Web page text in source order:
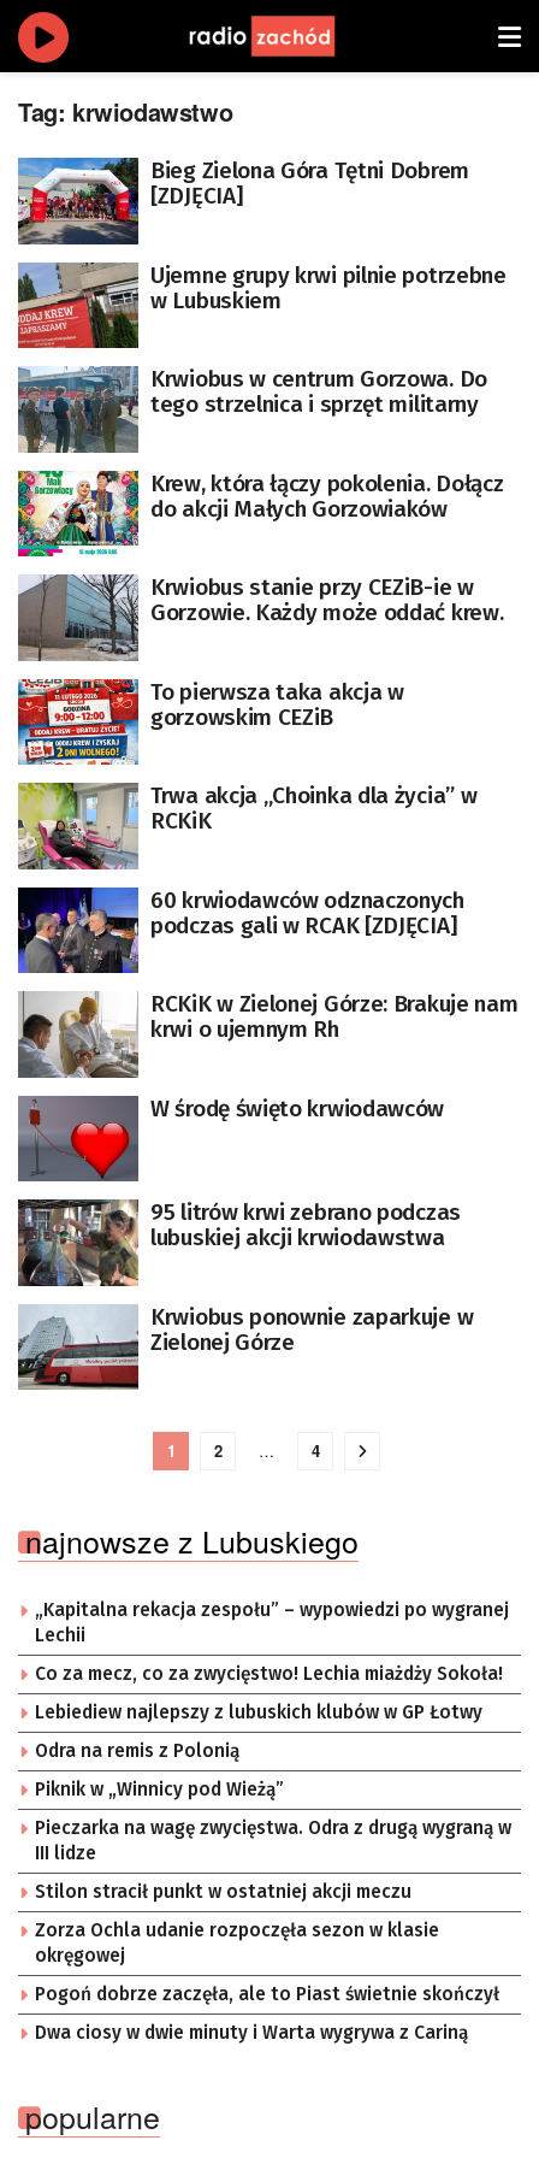
Tag: krwiodawstwo
Bieg Zielona Góra Tętni Dobrem
[ZDJĘCIA]
Ujemne grupy krwi pilnie potrzebne
w Lubuskiem
Krwiobus w centrum Gorzowa. Do
tego strzelnica i sprzęt militarny
Krew, która łączy pokolenia. Dołącz
do akcji Małych Gorzowiaków
Krwiobus stanie przy CEZiB-ie w
Gorzowie. Każdy może oddać krew.
To pierwsza taka akcja w
gorzowskim CEZiB
Trwa akcja „Choinka dla życia” w
RCKiK
60 krwiodawców odznaczonych
podczas gali w RCAK [ZDJĘCIA]
RCKiK w Zielonej Górze: Brakuje nam
krwi o ujemnym Rh
W środę święto krwiodawców
95 litrów krwi zebrano podczas
lubuskiej akcji krwiodawstwa
Krwiobus ponownie zaparkuje w
Zielonej Górze
1 2 … 4
najnowsze z Lubuskiego
„Kapitalna rekacja zespołu” – wypowiedzi po wygranej
Lechii
Co za mecz, co za zwycięstwo! Lechia miażdży Sokoła!
Lebiediew najlepszy z lubuskich klubów w GP Łotwy
Odra na remis z Polonią
Piknik w „Winnicy pod Wieżą”
Pieczarka na wagę zwycięstwa. Odra z drugą wygraną w
III lidze
Stilon stracił punkt w ostatniej akcji meczu
Zorza Ochla udanie rozpoczęła sezon w klasie
okręgowej
Pogoń dobrze zaczęła, ale to Piast świetnie skończył
Dwa ciosy w dwie minuty i Warta wygrywa z Cariną
popularne